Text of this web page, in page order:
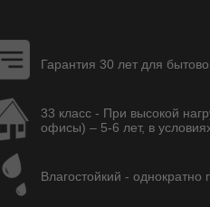
Гарантия 30 лет для
33 класс - При высокой
офисы) – 5-6 лет, в
Влагостойкий - однократно